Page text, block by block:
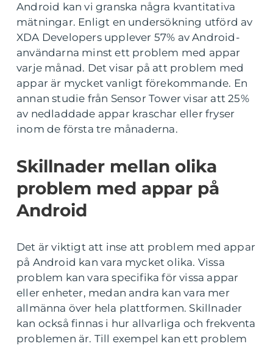
Android kan vi granska några kvantitativa
mätningar. Enligt en undersökning utförd av
XDA Developers upplever 57% av Android-
användarna minst ett problem med appar
varje månad. Det visar på att problem med
appar är mycket vanligt förekommande. En
annan studie från Sensor Tower visar att 25%
av nedladdade appar kraschar eller fryser
inom de första tre månaderna.
Skillnader mellan olika
problem med appar på
Android
Det är viktigt att inse att problem med appar
på Android kan vara mycket olika. Vissa
problem kan vara specifika för vissa appar
eller enheter, medan andra kan vara mer
allmänna över hela plattformen. Skillnader
kan också finnas i hur allvarliga och frekventa
problemen är. Till exempel kan ett problem